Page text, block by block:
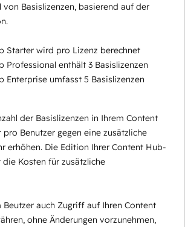
Basislizenzen, basierend auf der
Starter wird pro Lizenz berechnet
Professional enthält 3 Basislizenzen
Enterprise umfasst 5 Basislizenzen
der Basislizenzen in Ihrem Content
Benutzer gegen eine zusätzliche
erhöhen. Die Edition Ihrer Content Hub-
Kosten für zusätzliche
Beutzer auch Zugriff auf Ihren Content
ohne Änderungen vorzunehmen,